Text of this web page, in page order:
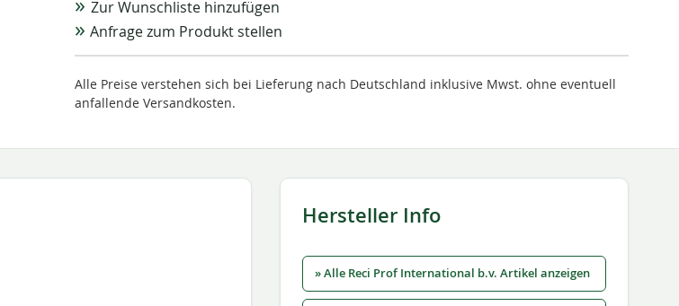
Zur Wunschliste hinzufügen
Anfrage zum Produkt stellen
Alle Preise verstehen sich bei Lieferung nach Deutschland inklusive Mwst. ohne eventuell
anfallende Versandkosten.
Hersteller Info
» Alle Reci Prof International b.v. Artikel anzeigen